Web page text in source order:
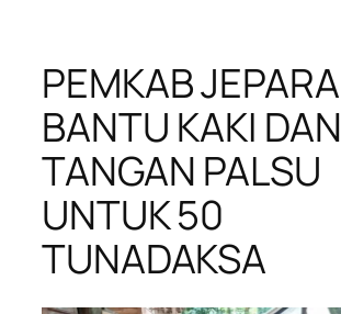
PEMKAB JEPARA
BANTU KAKI DAN
TANGAN PALSU
UNTUK 50
TUNADAKSA